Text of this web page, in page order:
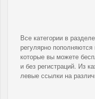
Все категории в
регулярно
которые вы можете
и без регистраций. Из
левые ссылки на